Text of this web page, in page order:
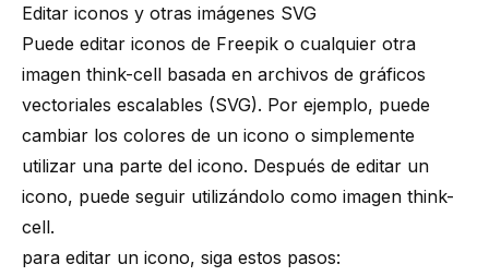
Editar iconos y otras imágenes SVG
Puede editar iconos de Freepik o cualquier otra
imagen think-cell basada en archivos de gráficos
vectoriales escalables (SVG). Por ejemplo, puede
cambiar los colores de un icono o simplemente
utilizar una parte del icono. Después de editar un
icono, puede seguir utilizándolo como imagen think-
cell.
para editar un icono, siga estos pasos: